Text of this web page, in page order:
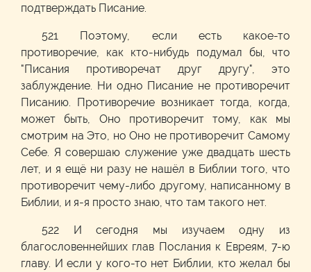
подтверждать Писание.
521 Поэтому, если есть какое-то
противоречие, как кто-нибудь подумал бы, что
"Писания противоречат друг другу", это
заблуждение. Ни одно Писание не противоречит
Писанию. Противоречие возникает тогда, когда,
может быть, Оно противоречит тому, как мы
смотрим на Это, но Оно не противоречит Самому
Себе. Я совершаю служение уже двадцать шесть
лет, и я ещё ни разу не нашёл в Библии того, что
противоречит чему-либо другому, написанному в
Библии, и я-я просто знаю, что там такого нет.
522 И сегодня мы изучаем одну из
благословеннейших глав Послания к Евреям, 7-ю
главу. И если у кого-то нет Библии, кто желал бы